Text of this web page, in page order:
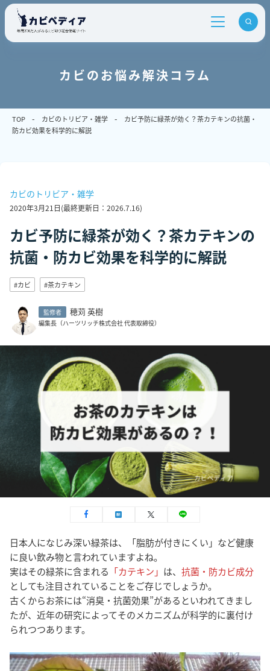
カビのお悩み解決コラム
TOP カビのトリビア・雑学
カビ予防に緑茶が効く？茶カテキンの抗菌・
防カビ効果を科学的に解説
カビのトリビア・雑学
2020年3月21日(最終更新日： 2026.7.16)
カビ予防に緑茶が効く？茶カテキンの
抗菌・防カビ効果を科学的に解説
#カビ #茶カテキン
監修者 穂苅 英樹
編集長（ハーツリッチ株式会社 代表取締役）
日本人になじみ深い緑茶は、「脂肪が付きにくい」など健康
に良い飲み物と言われていますよね。
実はその緑茶に含まれる 「カテキン」 は、 抗菌・防カビ成分
としても注目されていることをご存じでしょうか。
古くからお茶には“消臭・抗菌効果”があるといわれてきまし
たが、近年の研究によってそのメカニズムが科学的に裏付け
られつつあります。